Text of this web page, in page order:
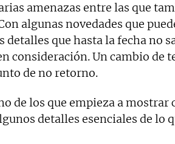
amenazas entre las que
algunas novedades que
detalles que hasta la fecha no
consideración. Un cambio de
de no retorno.
de los que empieza a mostrar
detalles esenciales de lo